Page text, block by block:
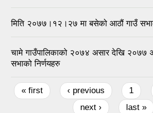
मिति २०७७।१२।२७ मा बसेको आठौं गाउँ
चामे गाउँपालिकाको २०७४ असार देखि २०७७
सभाको निर्णयहरु
Pages
« first ‹ previous 1
next ›
last »